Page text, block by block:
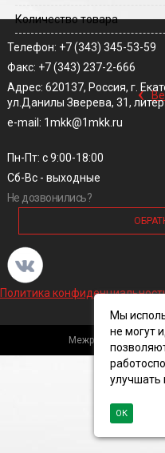
Количество товара
‹
Телефон: +7 (343) 345-53-59
Факс: +7 (343) 237-2-666
Адрес: 620137, Россия, г.
ул.Данилы Зверева, 31,
e-mail: 1mkk@1mkk.ru
Пн-Пт: с 9:00-18:00
Сб-Вс - выходные
Не дозвонились?
Политика
Межрегиональная
Мы
не могут
улучшать
ОК